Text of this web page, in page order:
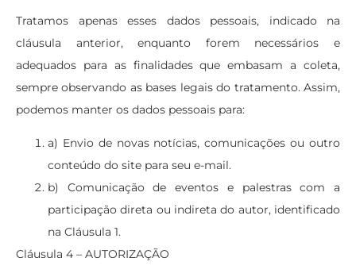
Tratamos apenas esses dados pessoais, indicado na
cláusula anterior, enquanto forem necessários e
adequados para as finalidades que embasam a coleta,
sempre observando as bases legais do tratamento. Assim,
podemos manter os dados pessoais para:
a) Envio de novas notícias, comunicações ou outro
conteúdo do site para seu e-mail.
b) Comunicação de eventos e palestras com a
participação direta ou indireta do autor, identificado
na Cláusula 1.
Cláusula 4 – AUTORIZAÇÃO